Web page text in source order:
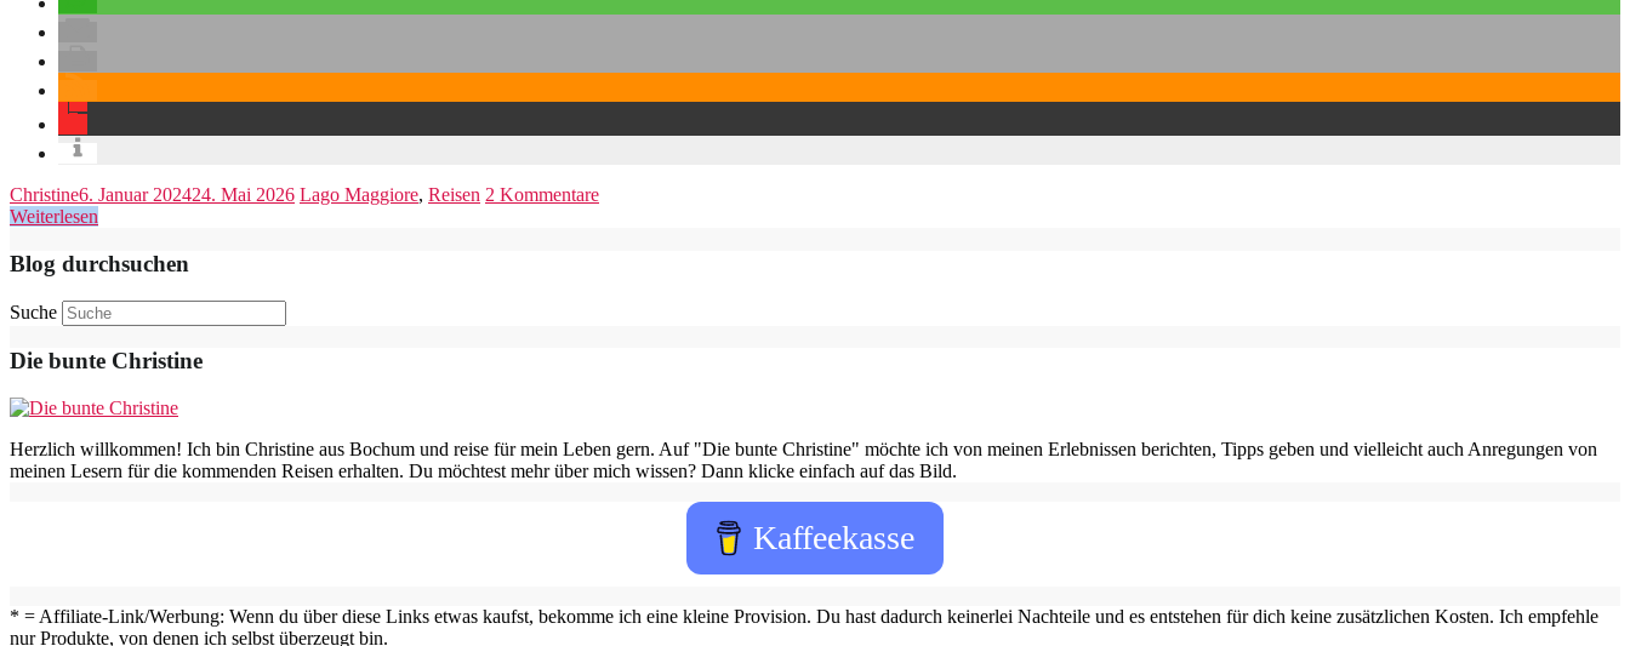
Christine6. Januar 202424. Mai 2026 Lago Maggiore, Reisen 2 Kommentare
Weiterlesen
Blog durchsuchen
Suche
Die bunte Christine
Herzlich willkommen! Ich bin Christine aus Bochum und reise für mein Leben gern. Auf "Die bunte Christine" möchte ich von meinen Erlebnissen berichten, Tipps geben und vielleicht auch Anregungen von
meinen Lesern für die kommenden Reisen erhalten. Du möchtest mehr über mich wissen? Dann klicke einfach auf das Bild.
Kaffeekasse
* = Affiliate-Link/Werbung: Wenn du über diese Links etwas kaufst, bekomme ich eine kleine Provision. Du hast dadurch keinerlei Nachteile und es entstehen für dich keine zusätzlichen Kosten. Ich empfehle
nur Produkte, von denen ich selbst überzeugt bin.